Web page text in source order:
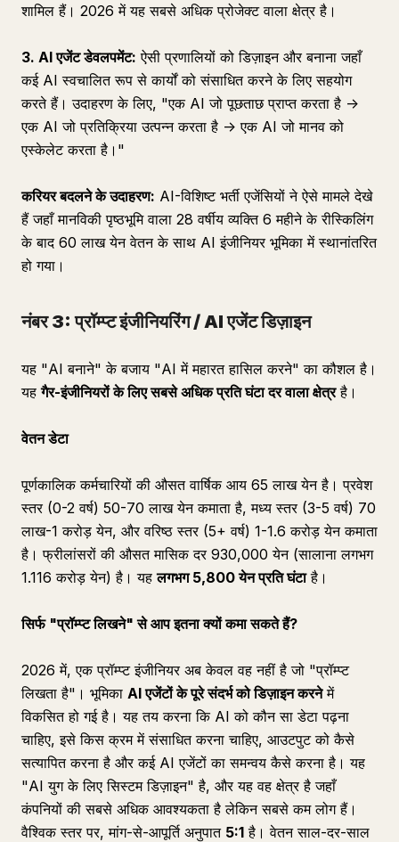
शामिल हैं। 2026 में यह सबसे अधिक प्रोजेक्ट वाला क्षेत्र है।
3. AI एजेंट डेवलपमेंट: ऐसी प्रणालियों को डिज़ाइन और बनाना जहाँ
कई AI स्वचालित रूप से कार्यों को संसाधित करने के लिए सहयोग
करते हैं। उदाहरण के लिए, "एक AI जो पूछताछ प्राप्त करता है ->
एक AI जो प्रतिक्रिया उत्पन्न करता है -> एक AI जो मानव को
एस्केलेट करता है।"
करियर बदलने के उदाहरण: AI-विशिष्ट भर्ती एजेंसियों ने ऐसे मामले देखे
हैं जहाँ मानविकी पृष्ठभूमि वाला 28 वर्षीय व्यक्ति 6 महीने के रीस्किलिंग
के बाद 60 लाख येन वेतन के साथ AI इंजीनियर भूमिका में स्थानांतरित
हो गया।
नंबर 3: प्रॉम्प्ट इंजीनियरिंग / AI एजेंट डिज़ाइन
यह "AI बनाने" के बजाय "AI में महारत हासिल करने" का कौशल है।
यहगैर-इंजीनियरों के लिए सबसे अधिक प्रति घंटा दर वाला क्षेत्रहै।
वेतन डेटा
पूर्णकालिक कर्मचारियों की औसत वार्षिक आय 65 लाख येन है। प्रवेश
स्तर (0-2 वर्ष) 50-70 लाख येन कमाता है, मध्य स्तर (3-5 वर्ष) 70
लाख-1 करोड़ येन, और वरिष्ठ स्तर (5+ वर्ष) 1-1.6 करोड़ येन कमाता
है। फ्रीलांसरों की औसत मासिक दर 930,000 येन (सालाना लगभग
1.116 करोड़ येन) है। यहलगभग 5,800 येन प्रति घंटाहै।
सिर्फ "प्रॉम्प्ट लिखने" से आप इतना क्यों कमा सकते हैं?
2026 में, एक प्रॉम्प्ट इंजीनियर अब केवल वह नहीं है जो "प्रॉम्प्ट
लिखता है"। भूमिका AI एजेंटों के पूरे संदर्भ को डिज़ाइन करनेमें
विकसित हो गई है। यह तय करना कि AI को कौन सा डेटा पढ़ना
चाहिए, इसे किस क्रम में संसाधित करना चाहिए, आउटपुट को कैसे
सत्यापित करना है और कई AI एजेंटों का समन्वय कैसे करना है। यह
"AI युग के लिए सिस्टम डिज़ाइन" है, और यह वह क्षेत्र है जहाँ
कंपनियों की सबसे अधिक आवश्यकता है लेकिन सबसे कम लोग हैं।
वैश्विक स्तर पर, मांग-से-आपूर्ति अनुपात 5:1 है। वेतन साल-दर-साल